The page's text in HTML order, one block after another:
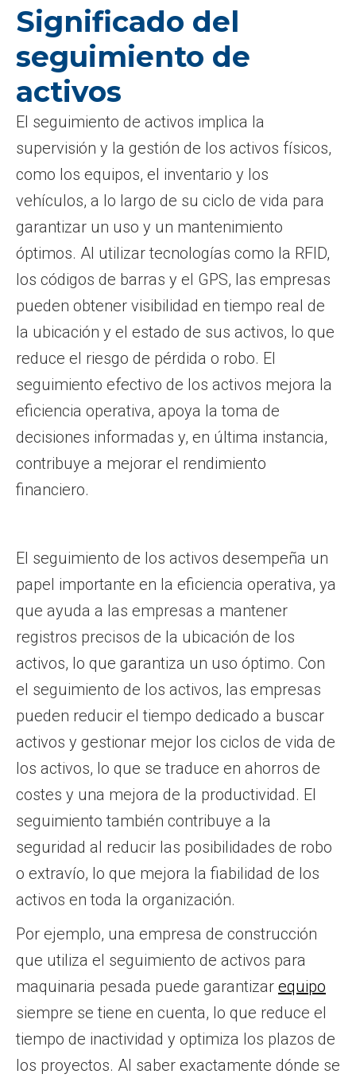
Significado del
seguimiento de
activos
El seguimiento de activos implica la
supervisión y la gestión de los activos físicos,
como los equipos, el inventario y los
vehículos, a lo largo de su ciclo de vida para
garantizar un uso y un mantenimiento
óptimos. Al utilizar tecnologías como la RFID,
los códigos de barras y el GPS, las empresas
pueden obtener visibilidad en tiempo real de
la ubicación y el estado de sus activos, lo que
reduce el riesgo de pérdida o robo. El
seguimiento efectivo de los activos mejora la
eficiencia operativa, apoya la toma de
decisiones informadas y, en última instancia,
contribuye a mejorar el rendimiento
financiero.
El seguimiento de los activos desempeña un
papel importante en la eficiencia operativa, ya
que ayuda a las empresas a mantener
registros precisos de la ubicación de los
activos, lo que garantiza un uso óptimo. Con
el seguimiento de los activos, las empresas
pueden reducir el tiempo dedicado a buscar
activos y gestionar mejor los ciclos de vida de
los activos, lo que se traduce en ahorros de
costes y una mejora de la productividad. El
seguimiento también contribuye a la
seguridad al reducir las posibilidades de robo
o extravío, lo que mejora la fiabilidad de los
activos en toda la organización.
Por ejemplo, una empresa de construcción
que utiliza el seguimiento de activos para
maquinaria pesada puede garantizar equipo
siempre se tiene en cuenta, lo que reduce el
tiempo de inactividad y optimiza los plazos de
los proyectos. Al saber exactamente dónde se